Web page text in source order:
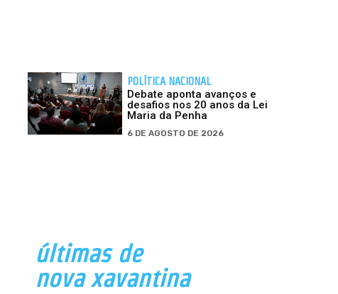
POLÍTICA NACIONAL
Debate aponta avanços e
desafios nos 20 anos da Lei
Maria da Penha
6 DE AGOSTO DE 2026
últimas de
nova xavantina